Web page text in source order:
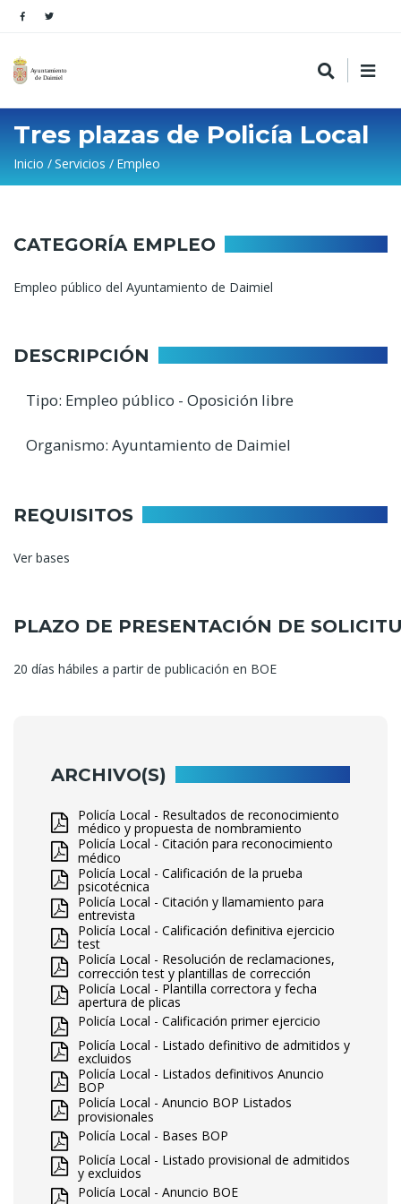
Tres plazas de Policía Local
Sobrescribir
enlaces
ayuda
a
la
Inicio Servicios Empleo
CATEGORÍA EMPLEO
Empleo público del Ayuntamiento de Daimiel
DESCRIPCIÓN
Tipo: Empleo público - Oposición libre
Organismo: Ayuntamiento de Daimiel
REQUISITOS
Ver bases
PLAZO DE PRESENTACIÓN DE
20 días hábiles a partir de publicación en BOE
ARCHIVO(S)
Policía Local - Resultados de reconocimiento
médico y propuesta de nombramiento
Policía Local - Citación para reconocimiento
médico
Policía Local - Calificación de la prueba
psicotécnica
Policía Local - Citación y llamamiento para
entrevista
Policía Local - Calificación definitiva ejercicio
test
Policía Local - Resolución de reclamaciones,
corrección test y plantillas de corrección
Policía Local - Plantilla correctora y fecha
apertura de plicas
Policía Local - Calificación primer ejercicio
Policía Local - Listado definitivo de admitidos y
excluidos
Policía Local - Listados definitivos Anuncio
BOP
Policía Local - Anuncio BOP Listados
provisionales
Policía Local - Bases BOP
Policía Local - Listado provisional de admitidos
y excluidos
Policía Local - Anuncio BOE